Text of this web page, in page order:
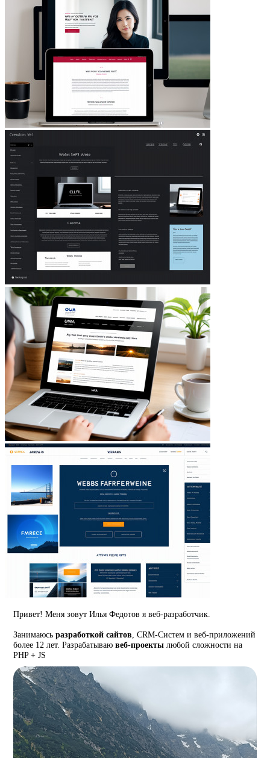
Привет! Меня зовут Илья Федотов я веб-разработчик.
Занимаюсьразработкой сайтов , CRM-Систем и веб-приложений
более 12 лет. Разрабатываювеб-проекты любой сложности на
PHP + JS